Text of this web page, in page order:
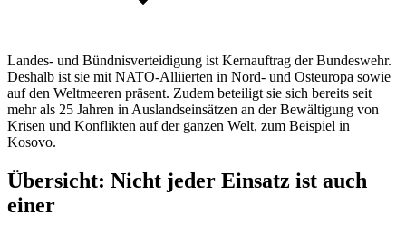
Landes- und Bündnisverteidigung ist Kernauftrag der Bundeswehr.
Deshalb ist sie mit NATO-Alliierten in Nord- und Osteuropa sowie
auf den Weltmeeren präsent. Zudem beteiligt sie sich bereits seit
mehr als 25 Jahren in Auslandseinsätzen an der Bewältigung von
Krisen und Konflikten auf der ganzen Welt, zum Beispiel in
Kosovo.
Übersicht: Nicht jeder Einsatz ist auch
einer